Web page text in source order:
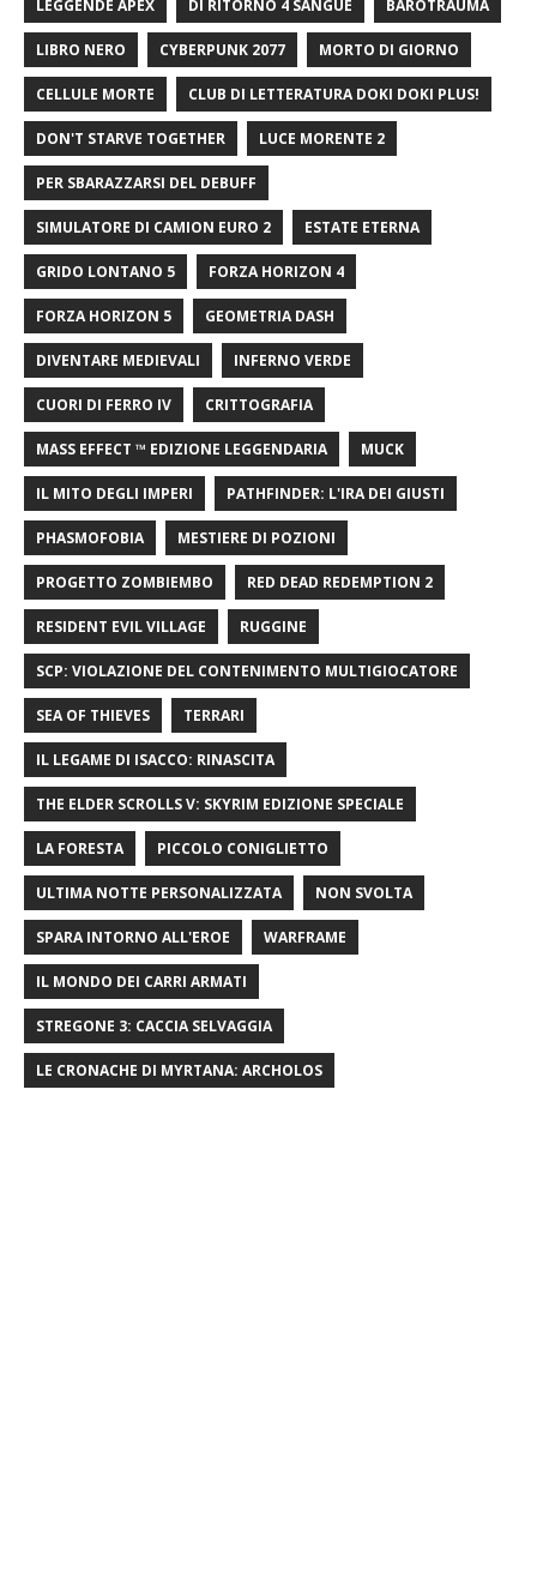
LEGGENDE APEX DI RITORNO 4 SANGUE BAROTRAUMA
LIBRO NERO CYBERPUNK 2077 MORTO DI GIORNO
CELLULE MORTE CLUB DI LETTERATURA DOKI DOKI PLUS!
DON'T STARVE TOGETHER LUCE MORENTE 2
PER SBARAZZARSI DEL DEBUFF
SIMULATORE DI CAMION EURO 2 ESTATE ETERNA
GRIDO LONTANO 5 FORZA HORIZON 4
FORZA HORIZON 5 GEOMETRIA DASH
DIVENTARE MEDIEVALI INFERNO VERDE
CUORI DI FERRO IV CRITTOGRAFIA
MASS EFFECT ™ EDIZIONE LEGGENDARIA MUCK
IL MITO DEGLI IMPERI PATHFINDER: L'IRA DEI GIUSTI
PHASMOFOBIA MESTIERE DI POZIONI
PROGETTO ZOMBIEMBO RED DEAD REDEMPTION 2
RESIDENT EVIL VILLAGE RUGGINE
SCP: VIOLAZIONE DEL CONTENIMENTO MULTIGIOCATORE
SEA OF ​​THIEVES TERRARI
IL LEGAME DI ISACCO: RINASCITA
THE ELDER SCROLLS V: SKYRIM EDIZIONE SPECIALE
LA FORESTA PICCOLO CONIGLIETTO
ULTIMA NOTTE PERSONALIZZATA NON SVOLTA
SPARA INTORNO ALL'EROE WARFRAME
IL MONDO DEI CARRI ARMATI
STREGONE 3: CACCIA SELVAGGIA
LE CRONACHE DI MYRTANA: ARCHOLOS